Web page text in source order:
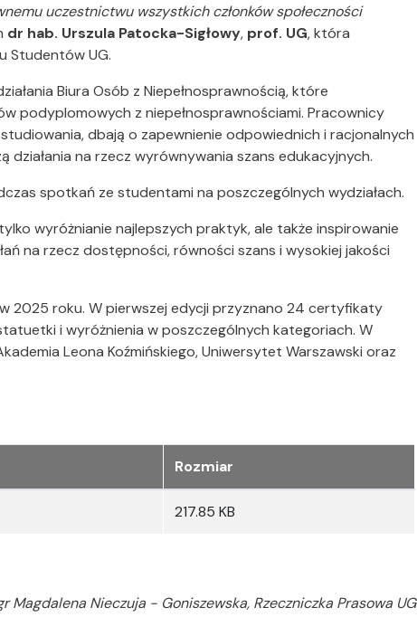
uczestnictwu wszystkich członków społeczności
dr hab. Urszula Patocka-Sigłowy, prof. UG, która
Studentów UG.
Biura Osób z Niepełnosprawnością, które
podyplomowych z niepełnosprawnościami. Pracownicy
dbają o zapewnienie odpowiednich i racjonalnych
na rzecz wyrównywania szans edukacyjnych.
spotkań ze studentami na poszczególnych wydziałach.
wyróżnianie najlepszych praktyk, ale także inspirowanie
na rzecz dostępności, równości szans i wysokiej jakości
2025 roku. W pierwszej edycji przyznano 24 certyfikaty
i wyróżnienia w poszczególnych kategoriach. W
Leona Koźmińskiego, Uniwersytet Warszawski oraz
Rozmiar
217.85 KB
Magdalena Nieczuja - Goniszewska, Rzeczniczka Prasowa UG